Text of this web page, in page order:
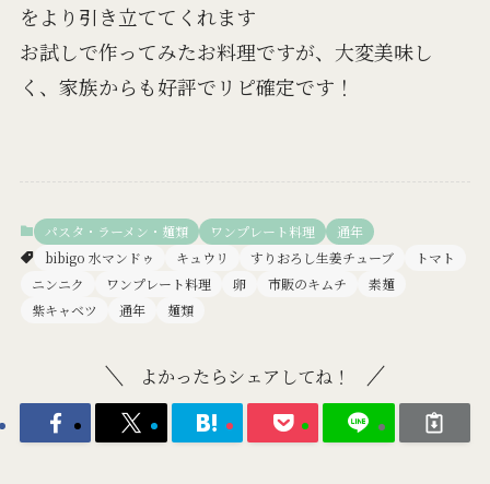
をより引き立ててくれます
お試しで作ってみたお料理ですが、大変美味し
く、家族からも好評でリピ確定です！
パスタ・ラーメン・麺類 ワンプレート料理
通年
bibigo 水マンドゥ
キュウリ すりおろし生姜チューブ
トマト
ニンニク
ワンプレート料理 卵 市販のキムチ
素麺
紫キャベツ
通年 麺類
よかったらシェアしてね！